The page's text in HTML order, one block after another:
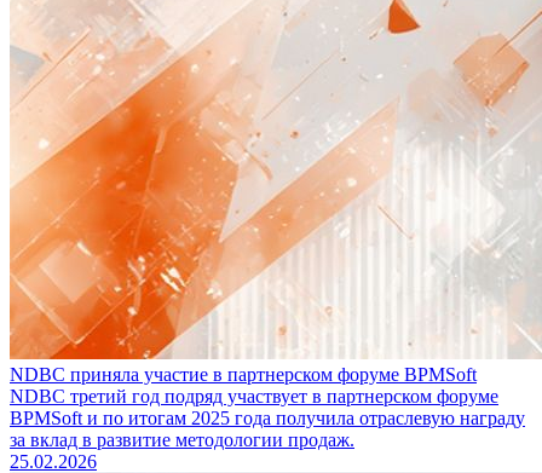
NDBC приняла участие в партнерском форуме BPMSoft
NDBC третий год подряд участвует в партнерском форуме
BPMSoft и по итогам 2025 года получила отраслевую награду
за вклад в развитие методологии продаж.
25.02.2026